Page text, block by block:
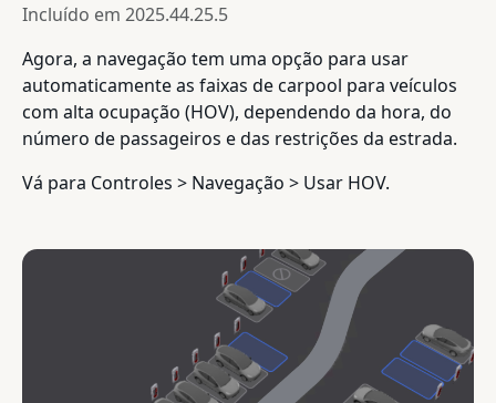
Incluído em 2025.44.25.5
Agora, a navegação tem uma opção para usar
automaticamente as faixas de carpool para veículos
com alta ocupação (HOV), dependendo da hora, do
número de passageiros e das restrições da estrada.
Vá para Controles > Navegação > Usar HOV.